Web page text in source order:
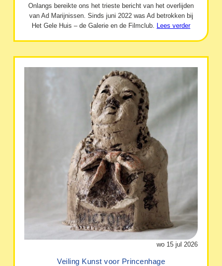
Onlangs bereikte ons het trieste bericht van het overlijden
van Ad Marijnissen. Sinds juni 2022 was Ad betrokken bij
Het Gele Huis – de Galerie en de Filmclub. Lees verder
wo 15 jul 2026
Veiling Kunst voor Princenhage